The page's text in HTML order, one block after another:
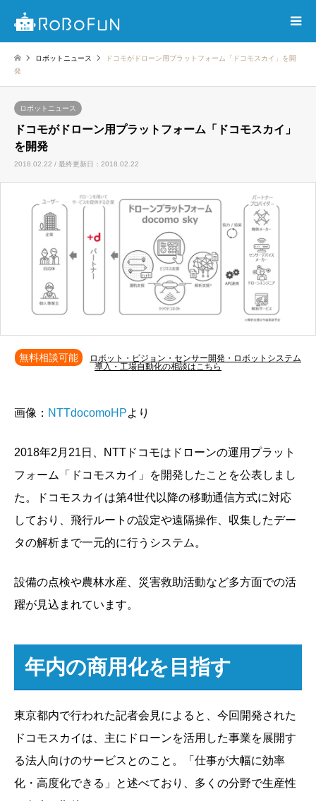
ロボットニュース
ドコモがドローン用プラットフォーム「ドコモスカイ」を開
発
ロボットニュース
ドコモがドローン用プラットフォーム「ドコモスカイ」
を開発
2018.02.22 / 最終更新日：2018.02.22
無料相談可能
ロボット・ビジョン・センサー開発・ロボットシステム
導入・工場自動化の相談はこちら
画像： NTTdocomoHPより
2018年2月21日、NTTドコモはドローンの運用プラット
フォーム「ドコモスカイ」を開発したことを公表しまし
た。ドコモスカイは第4世代以降の移動通信方式に対応
しており、飛行ルートの設定や遠隔操作、収集したデー
タの解析まで一元的に行うシステム。
設備の点検や農林水産、災害救助活動など多方面での活
躍が見込まれています。
年内の商用化を目指す
東京都内で行われた記者会見によると、今回開発された
ドコモスカイは、主にドローンを活用した事業を展開す
る法人向けのサービスとのこと。「仕事が大幅に効率
化・高度化できる」と述べており、多くの分野で生産性